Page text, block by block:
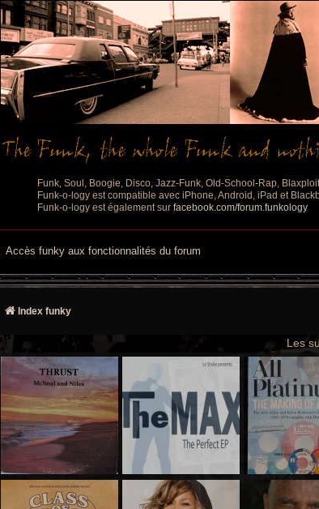
Funk, Soul, Boogie, Disco, Jazz-Funk, Old-School-Rap,
Funk-o-logy est compatible avec iPhone, Android, iPad et
Funk-o-logy est également sur facebook.com/forum.funkology
Accès funky aux fonctionnalités du forum
Index funky
Les